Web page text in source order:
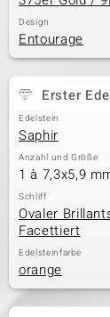
Design
Entourage
Erster
Edelstein
Saphir
Anzahl und Größe
1 à 7,3x5,9
Schliff
Ovaler
Facettiert
Edelsteinfarbe
orange